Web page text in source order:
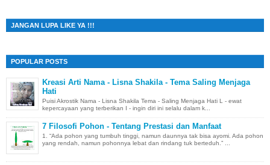
JANGAN LUPA LIKE YA !!!
POPULAR POSTS
Kreasi Arti Nama - Lisna Shakila - Tema Saling Menjaga
Hati
Puisi Akrostik Nama - Lisna Shakila Tema - Saling Menjaga Hati L - ewat
kepercayaan yang terberikan I - ingin diri ini selalu dalam k...
7 Filosofi Pohon - Tentang Prestasi dan Manfaat
1. “Ada pohon yang tumbuh tinggi, namun daunnya tak bisa ayomi. Ada pohon
yang rendah, namun pohonnya lebat dan rindang tuk berteduh.” ...